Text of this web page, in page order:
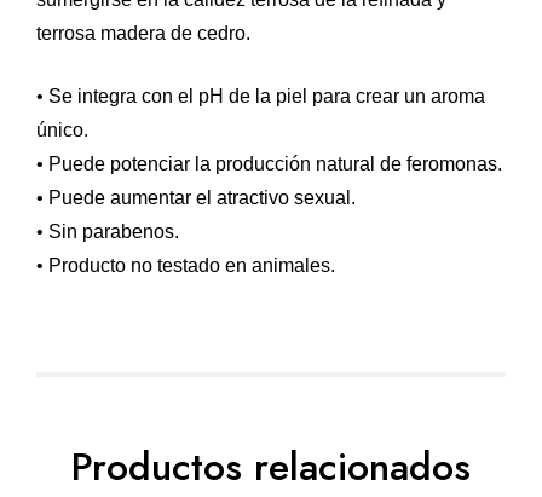
terrosa madera de cedro.
• Se integra con el pH de la piel para crear un aroma
único.
• Puede potenciar la producción natural de feromonas.
• Puede aumentar el atractivo sexual.
• Sin parabenos.
• Producto no testado en animales.
Productos relacionados